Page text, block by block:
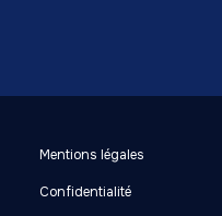
Mentions légales
Confidentialité